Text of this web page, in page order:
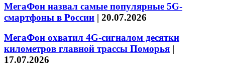
МегаФон назвал самые популярные 5G-
смартфоны в России | 20.07.2026
МегаФон охватил 4G-сигналом десятки
километров главной трассы Поморья |
17.07.2026